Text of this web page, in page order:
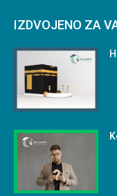
IZDVOJENO ZA